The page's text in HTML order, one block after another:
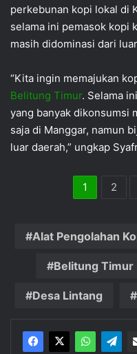
perkebunan kopi lokal di
selama ini pemasok kopi
masih didominasi dari
“Kita ingin memajukan
Belitung Timur. Selama
yang banyak dikonsumsi
saja di Manggar, namun
luar daerah,” ungkap
1 2
Alat Pengolahan
Belitung Timur
Desa Lintang